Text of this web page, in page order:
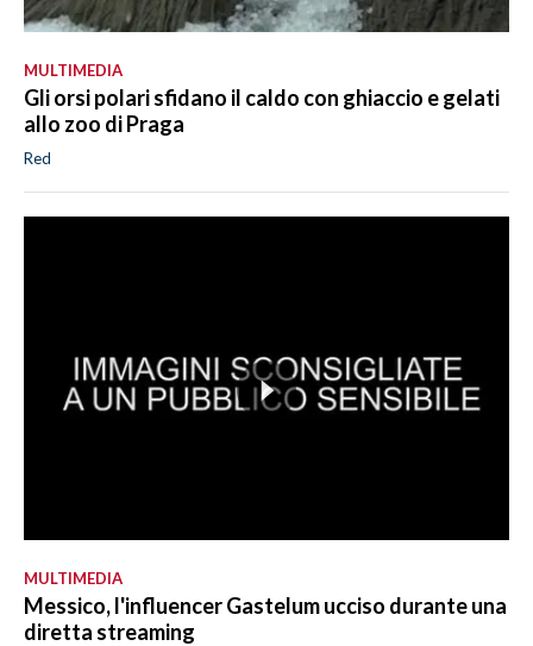
MULTIMEDIA
Gli orsi polari sfidano il caldo con ghiaccio e gelati
allo zoo di Praga
Red
MULTIMEDIA
Messico, l'influencer Gastelum ucciso durante una
diretta streaming